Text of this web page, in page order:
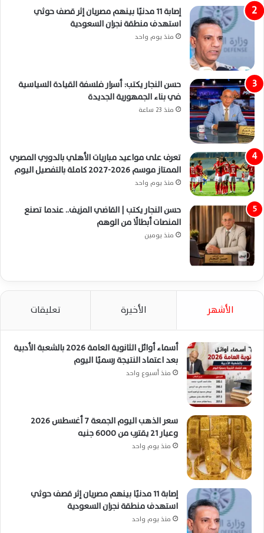
إصابة 11 مدنيًا بينهم مصريان إثر قصف حوثي
استهدف منطقة نجران السعودية
منذ يوم واحد
حسن النجار يكتب: أسرار فلسفة القيادة السياسية
في بناء الجمهورية الجديدة
منذ 23 ساعة
تعرف على مواعيد مباريات الأهلي بالدوري المصري
الممتاز موسم 2026-2027 كاملة بالتفصيل اليوم
منذ يوم واحد
حسن النجار يكتب | القاضي المزيف.. عندما تصنع
المنصات أبطالًا من الوهم
منذ يومين
الأشهر الأخيرة تعليقات
أسماء أوائل الثانوية العامة 2026 بالشعبة الأدبية
بعد اعتماد النتيجة رسميًا اليوم
منذ أسبوع واحد
سعر الذهب اليوم الجمعة 7 أغسطس 2026
وعيار 21 يقترب من 6000 جنيه
منذ يوم واحد
إصابة 11 مدنيًا بينهم مصريان إثر قصف حوثي
استهدف منطقة نجران السعودية
منذ يوم واحد